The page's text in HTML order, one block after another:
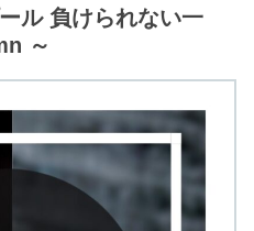
ル 負けられない一
～